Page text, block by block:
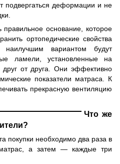
подвергаться деформации и не
основание, которое
ортопедические свойства
вариантом будут
ламели, установленные на
друг от друга. Они эффективно
показатели матраса. К
прекрасную вентиляцию
Что же
покупки необходимо два раза в
а затем — каждые три